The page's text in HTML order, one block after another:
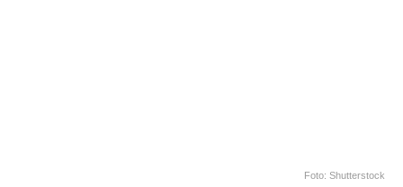
Foto: Shutterstock